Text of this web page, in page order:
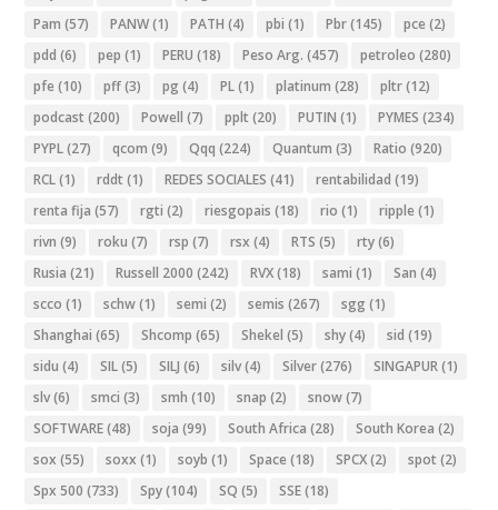
Pam (57) PANW(1) PATH (4) pbi (1) Pbr(145) pce (2)
pdd (6) pep (1) PERU (18) Peso Arg. (457) petroleo (280)
pfe (10) pff(3) pg (4) PL(1) platinum (28) pltr(12)
podcast (200) Powell (7) pplt (20) PUTIN (1) PYMES (234)
PYPL(27) qcom (9) Qqq (224) Quantum (3) Ratio (920)
RCL(1) rddt (1) REDES SOCIALES (41) rentabilidad (19)
renta fija (57) rgti (2) riesgopais (18) rio (1) ripple (1)
rivn (9) roku (7) rsp (7) rsx (4) RTS (5) rty(6)
Rusia (21) Russell 2000 (242) RVX(18) sami (1) San (4)
scco (1) schw(1) semi (2) semis (267) sgg (1)
Shanghai (65) Shcomp (65) Shekel (5) shy(4) sid (19)
sidu (4) SIL(5) SILJ (6) silv(4) Silver(276) SINGAPUR(1)
slv(6) smci (3) smh (10) snap (2) snow(7)
SOFTWARE(48) soja (99) South Africa (28) South Korea (2)
sox (55) soxx (1) soyb (1) Space (18) SPCX(2) spot (2)
Spx 500 (733) Spy(104) SQ (5) SSE(18)